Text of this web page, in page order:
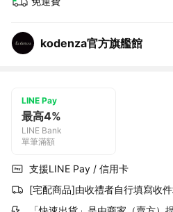
kodenza官方旗艦館
LINE Pay
最高4%
LINE Bank
單筆滿額
支援LINE Pay / 信用卡
[宅配商品]由收禮者自行填寫收件